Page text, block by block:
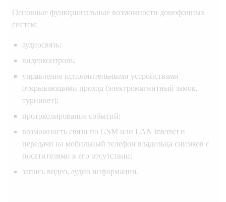
Основные функциональные возможности домофонных
систем:
аудиосвязь;
видеоконтроль;
управление исполнительными устройствами
открывающими проход (электромагнитный замок,
турникет);
протоколирование событий;
возможность связи по GSM или LAN Internet и
передачи на мобильный телефон владельца снимков с
посетителями в его отсутствии;
запись видео, аудио информации.